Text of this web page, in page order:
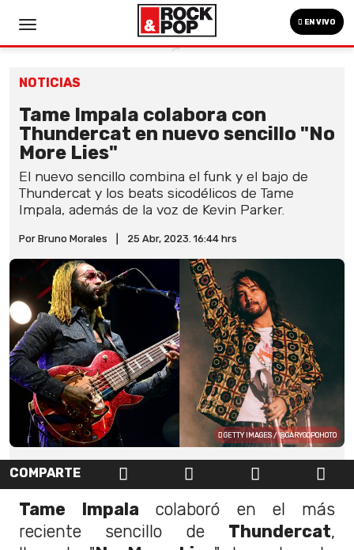
EN VIVO
NOTICIAS
Tame Impala colabora con
Thundercat en nuevo sencillo "No
More Lies"
El nuevo sencillo combina el funk y el bajo de
Thundercat y los beats sicodélicos de Tame
Impala, además de la voz de Kevin Parker.
Por Bruno Morales 25 Abr, 2023. 16:44 hrs
GETTY IMAGES / '@GARYGOPOHOTO
COMPARTE
Tame Impala colaboró en el más
reciente sencillo de Thundercat,